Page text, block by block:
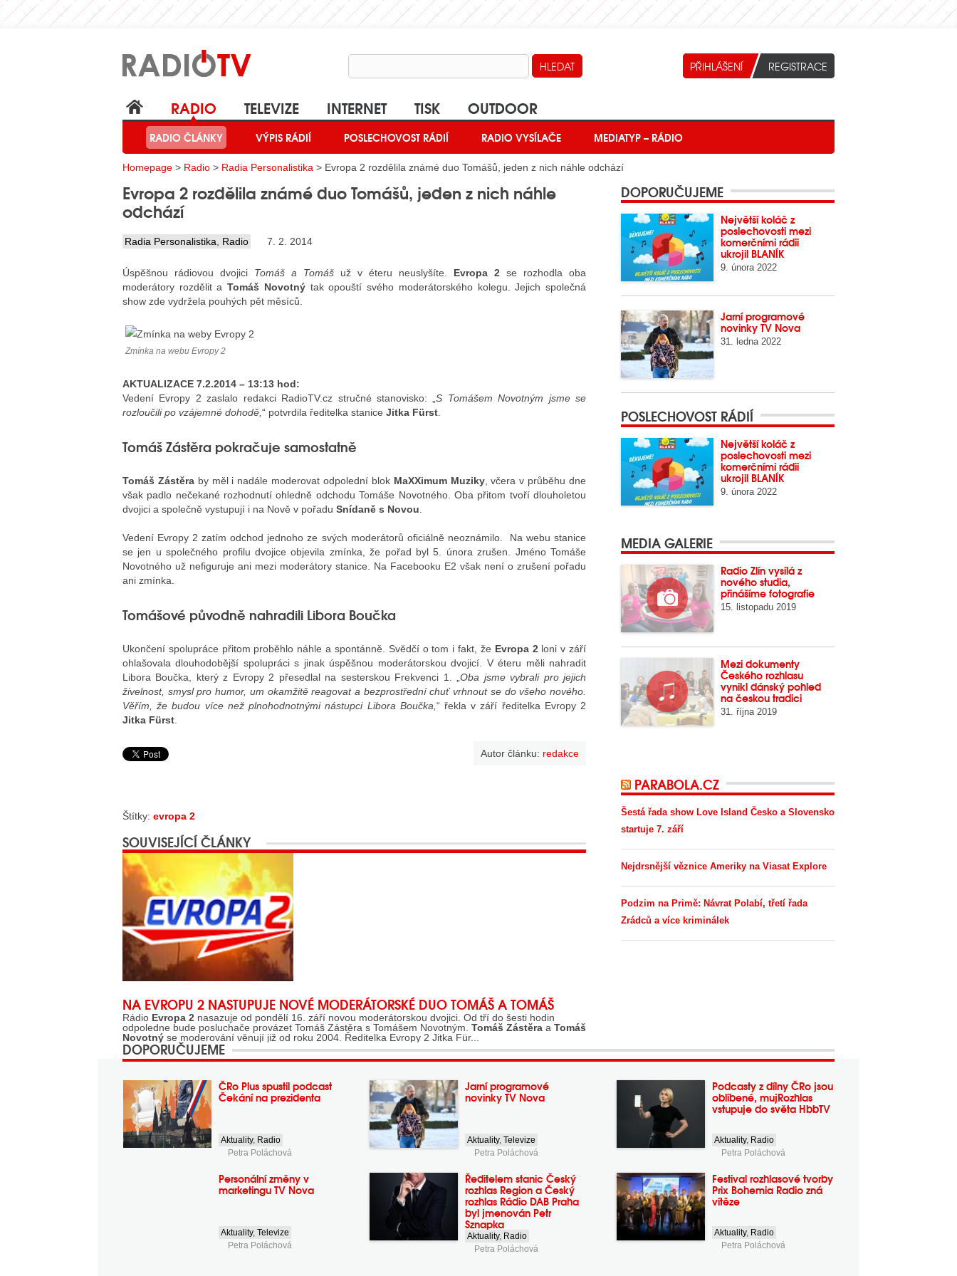
RADIO
RADIO ČLÁNKY VÝPIS RÁDIÍ POSLECHOVOST RÁDIÍ RADIO VYSÍLAČE MEDIATYP – RÁDIO
TELEVIZE INTERNET TISK OUTDOOR
Homepage > Radio > Radia Personalistika > Evropa 2 rozdělila známé duo Tomášů, jeden z nich náhle odchází
Evropa 2 rozdělila známé duo Tomášů, jeden z nich náhle
odchází
Radia Personalistika Radio 7. 2. 2014
Úspěšnou rádiovou dvojici Tomáš a Tomáš už v éteru neuslyšíte. Evropa 2 se rozhodla oba
moderátory rozdělit aTomáš Novotnýtak opouští svého moderátorského kolegu. Jejich společná
show zde vydržela pouhých pět měsíců.
Zmínka na webu Evropy 2
AKTUALIZACE 7.2.2014 – 13:13 hod:
Vedení Evropy 2 zaslalo redakci RadioTV.cz stručné stanovisko: „S Tomášem Novotným jsme se
rozloučili po vzájemné dohodě, “ potvrdila ředitelka stanice Jitka Fürst
Tomáš Zástěra pokračuje samostatně
Tomáš Zástěraby měl i nadále moderovat odpolední blok MaXXimum Muziky, včera v průběhu dne
však padlo nečekané rozhodnutí ohledně odchodu Tomáše Novotného. Oba přitom tvoří dlouholetou
dvojici a společně vystupují i na Nově v pořadu Snídaně s Novou
Vedení Evropy 2 zatím odchod jednoho ze svých moderátorů oficiálně neoznámilo. Na webu stanice
se jen u společného profilu dvojice objevila zmínka, že pořad byl 5. února zrušen. Jméno Tomáše
Novotného už nefiguruje ani mezi moderátory stanice. Na Facebooku E2 však není o zrušení pořadu
ani zmínka.
Tomášové původně nahradili Libora Boučka
Ukončení spolupráce přitom proběhlo náhle a spontánně. Svědčí o tom i fakt, že Evropa 2loni v září
ohlašovala dlouhodobější spolupráci s jinak úspěšnou moderátorskou dvojicí. V éteru měli nahradit
Libora Boučka, který z Evropy 2 přesedlal na sesterskou Frekvenci 1. „Oba jsme vybrali pro jejich
živelnost, smysl pro humor, um okamžitě reagovat a bezprostřední chuť vrhnout se do všeho nového.
Věřím, že budou více než plnohodnotnými nástupci Libora Boučka, “ řekla v září ředitelka Evropy 2
Jitka Fürst
Autor článku: redakce
Štítky: evropa 2
SOUVISEJÍCÍ ČLÁNKY
NA EVROPU 2 NASTUPUJE NOVÉ MODERÁTORSKÉ DUO TOMÁŠ A TOMÁŠ
Rádio Evropa 2 nasazuje od pondělí 16. září novou moderátorskou dvojici. Od tří do šesti hodin
odpoledne bude posluchače provázet Tomáš Zástěra s Tomášem Novotným. Tomáš Zástěra a Tomáš
Novotný se moderování věnují již od roku 2004. Ředitelka Evropy 2 Jitka Für...
DOPORUČUJEME
Největší koláč z
poslechovosti mezi
komerčními rádii
ukrojil BLANÍK
9. února 2022
Jarní programové
novinky TV Nova
31. ledna 2022
POSLECHOVOST RÁDIÍ
Největší koláč z
poslechovosti mezi
komerčními rádii
ukrojil BLANÍK
9. února 2022
MEDIA GALERIE
Radio Zlín vysílá z
nového studia,
přinášíme fotografie
15. listopadu 2019
Mezi dokumenty
Českého rozhlasu
vynikl dánský pohled
na českou tradici
31. října 2019
PARABOLA.CZ
Šestá řada show Love Island Česko a Slovensko
startuje 7. září
Nejdrsnější věznice Ameriky na Viasat Explore
Podzim na Primě: Návrat Polabí, třetí řada
Zrádců a více kriminálek
DOPORUČUJEME
ČRo Plus spustil podcast
Čekání na prezidenta
Aktuality, Radio
Petra Poláchová
Jarní programové
novinky TV Nova
Aktuality,Televize
Petra Poláchová
Podcasty z dílny ČRo jsou
oblíbené, mujRozhlas
vstupuje do světa HbbTV
Aktuality, Radio
Petra Poláchová
Personální změny v
marketingu TV Nova
Aktuality,Televize
Petra Poláchová
Ředitelem stanic Český
rozhlas Region a Český
rozhlas Rádio DAB Praha
byl jmenován Petr
Sznapka
Aktuality, Radio
Petra Poláchová
Festival rozhlasové tvorby
Prix Bohemia Radio zná
vítěze
Aktuality, Radio
Petra Poláchová